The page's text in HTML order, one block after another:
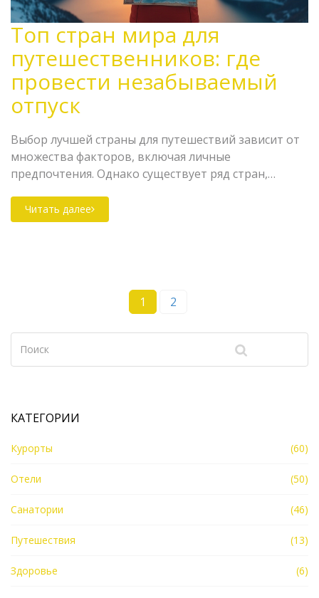
Топ стран мира для
путешественников: где
провести незабываемый
отпуск
Выбор лучшей страны для путешествий зависит от
множества факторов, включая личные
предпочтения. Однако существует ряд стран,
для туристов благодаря своим уникальным
природным и культурным
советы для увлекательного путешествия. Узнайте,
какие страны заслужили звания лучших курортов
Читать далее
1 2
КАТЕГОРИИ
Курорты (60)
Отели (50)
Санатории (46)
Путешествия (13)
Здоровье (6)